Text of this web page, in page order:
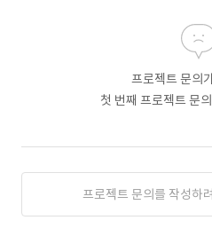
프로젝트 문의
첫 번째 프로젝트 문
프로젝트 문의를 작성하